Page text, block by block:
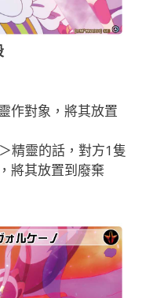
作對象，將其放置
精靈的話，對方1隻
將其放置到廢棄